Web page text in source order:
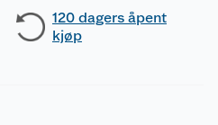
120 dagers åpent
kjøp